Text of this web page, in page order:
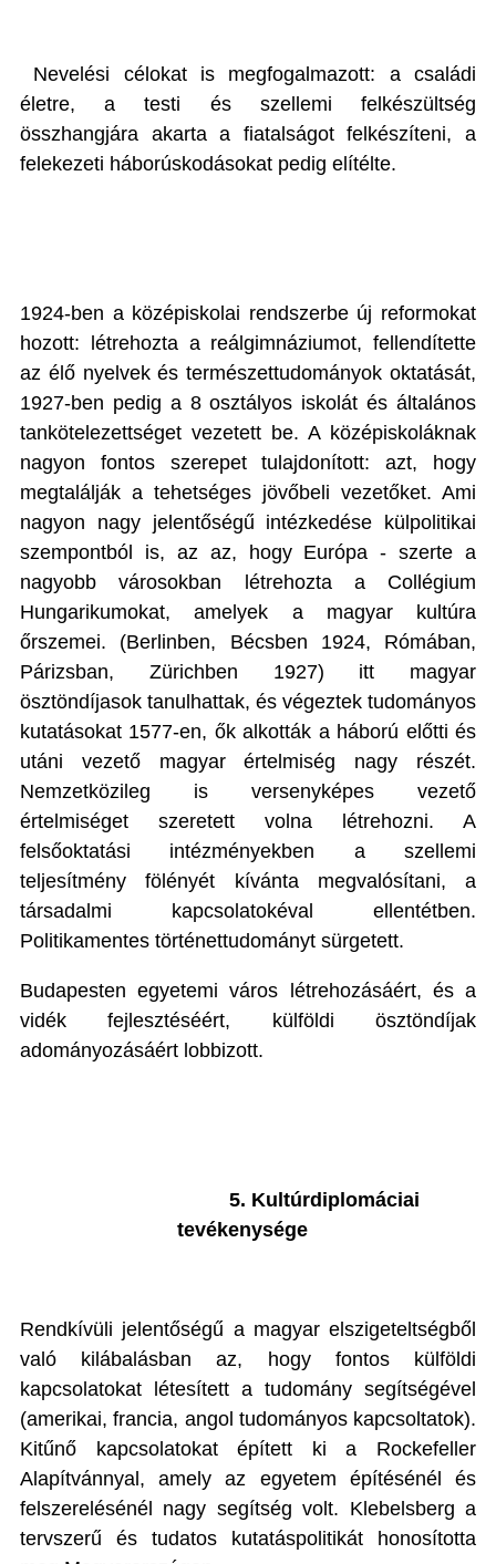
Nevelési célokat is megfogalmazott: a családi
életre, a testi és szellemi felkészültség
összhangjára akarta a fiatalságot felkészíteni, a
felekezeti háborúskodásokat pedig elítélte.
1924-ben a középiskolai rendszerbe új reformokat
hozott: létrehozta a reálgimnáziumot, fellendítette
az élő nyelvek és természettudományok oktatását,
1927-ben pedig a 8 osztályos iskolát és általános
tankötelezettséget vezetett be. A középiskoláknak
nagyon fontos szerepet tulajdonított: azt, hogy
megtalálják a tehetséges jövőbeli vezetőket. Ami
nagyon nagy jelentőségű intézkedése külpolitikai
szempontból is, az az, hogy Európa - szerte a
nagyobb városokban létrehozta a Collégium
Hungarikumokat, amelyek a magyar kultúra
őrszemei. (Berlinben, Bécsben 1924, Rómában,
Párizsban, Zürichben 1927) itt magyar
ösztöndíjasok tanulhattak, és végeztek tudományos
kutatásokat 1577-en, ők alkották a háború előtti és
utáni vezető magyar értelmiség nagy részét.
Nemzetközileg is versenyképes vezető
értelmiséget szeretett volna létrehozni. A
felsőoktatási intézményekben a szellemi
teljesítmény fölényét kívánta megvalósítani, a
társadalmi kapcsolatokéval ellentétben.
Politikamentes történettudományt sürgetett.
Budapesten egyetemi város létrehozásáért, és a
vidék fejlesztéséért, külföldi ösztöndíjak
adományozásáért lobbizott.
5. Kultúrdiplomáciai
tevékenysége
Rendkívüli jelentőségű a magyar elszigeteltségből
való kilábalásban az, hogy fontos külföldi
kapcsolatokat létesített a tudomány segítségével
(amerikai, francia, angol tudományos kapcsoltatok).
Kitűnő kapcsolatokat épített ki a Rockefeller
Alapítvánnyal, amely az egyetem építésénél és
felszerelésénél nagy segítség volt. Klebelsberg a
tervszerű és tudatos kutatáspolitikát honosította